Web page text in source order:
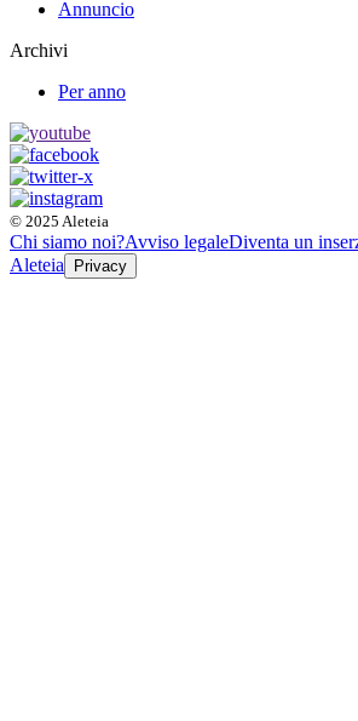
Annuncio
Archivi
Per anno
© 2025 Aleteia
Chi siamo noi?Avviso legaleDiventa un
Aleteia
Privacy